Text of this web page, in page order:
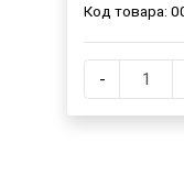
Код товара:
-